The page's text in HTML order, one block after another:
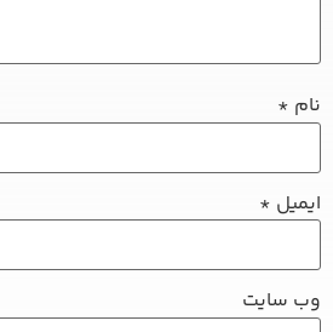
نام *
ایمیل *
وب‌ سایت